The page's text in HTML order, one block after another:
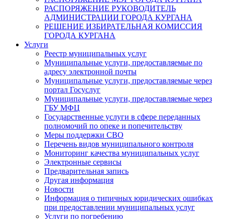
РАСПОРЯЖЕНИЕ РУКОВОДИТЕЛЬ
АДМИНИСТРАЦИИ ГОРОДА КУРГАНА
РЕШЕНИЕ ИЗБИРАТЕЛЬНАЯ КОМИССИЯ
ГОРОДА КУРГАНА
Услуги
Реестр муниципальных услуг
Муниципальные услуги, предоставляемые по
адресу электронной почты
Муниципальные услуги, предоставляемые через
портал Госуслуг
Муниципальные услуги, предоставляемые через
ГБУ МФЦ
Государственные услуги в сфере переданных
полномочий по опеке и попечительству
Меры поддержки СВО
Перечень видов муниципального контроля
Мониторинг качества муниципальных услуг
Электронные сервисы
Предварительная запись
Другая информация
Новости
Информация о типичных юридических ошибках
при предоставлении муниципальных услуг
Услуги по погребению